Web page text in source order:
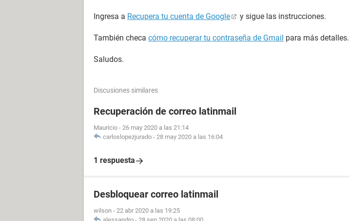
Ingresa a Recupera tu cuenta de Google y sigue las instrucciones.
También checa cómo recuperar tu contraseña de Gmail para más detalles.
Saludos.
Discusiones similares
Recuperación de correo latinmail
Mauricio - 26 may 2020 a las 21:14
carloslopezjurado - 28 may 2020 a las 16:04
1 respuesta
Desbloquear correo latinmail
wilson - 22 abr 2020 a las 19:25